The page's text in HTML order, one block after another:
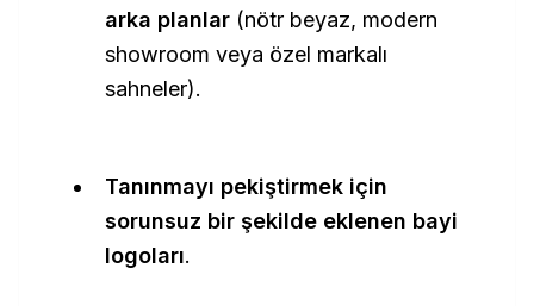
arka planlar (nötr beyaz, modern
showroom veya özel markalı
sahneler).
Tanınmayı pekiştirmek için
sorunsuz bir şekilde eklenen bayi
logoları.